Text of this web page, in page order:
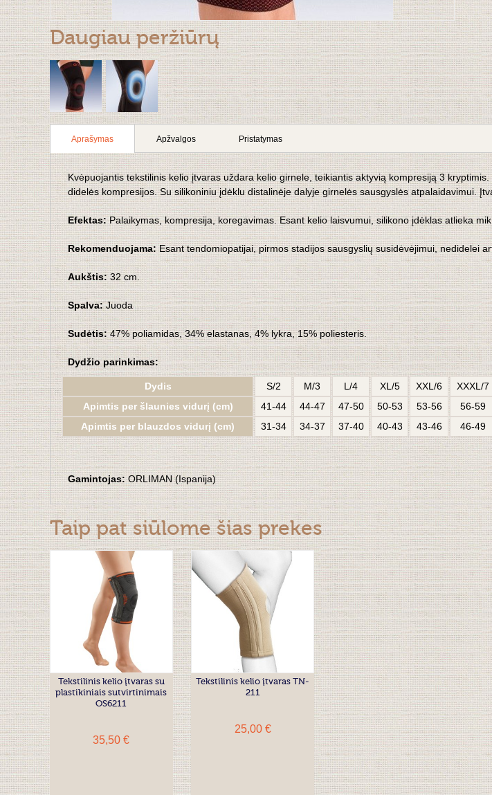
Daugiau peržiūrų
Aprašymas Apžvalgos Pristatymas
Kvėpuojantis tekstilinis kelio įtvaras uždara kelio girnele, teikiantis aktyvią kompresiją 3
didelės kompresijos. Su silikoniniu įdėklu distalinėje dalyje girnelės sausgyslės atpalaidavimui.
Efektas:Palaikymas, kompresija, koregavimas. Esant kelio laisvumui, silikono įdėklas atlieka
Rekomenduojama:Esant tendomiopatijai, pirmos stadijos sausgyslių susidėvėjimui, nedidelei
Aukštis:32 cm.
Spalva:Juoda
Sudėtis:47% poliamidas, 34% elastanas, 4% lykra, 15% poliesteris.
Dydžio parinkimas:
Dydis S/2 M/3 L/4 XL/5 XXL/6
XXXL/7
Apimtis per šlaunies vidurį (cm)
41-44 44-47 47-50 50-53 53-56
56-59
Apimtis per blauzdos vidurį (cm)
31-34 34-37 37-40 40-43 43-46 46-49
Gamintojas:ORLIMAN (Ispanija)
Taip pat siūlome šias prekes
Tekstilinis kelio įtvaras su
plastikiniais sutvirtinimais
OS6211
35,50 €
Tekstilinis kelio įtvaras TN-
211
25,00 €